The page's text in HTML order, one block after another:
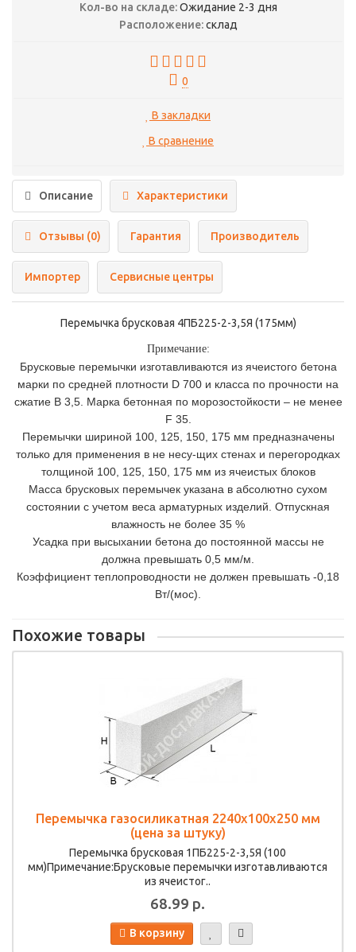
Кол-во на складе:Ожидание 2-3 дня
Расположение:склад
0
В закладки
В сравнение
Описание Характеристики
Отзывы (0) Гарантия Производитель
Импортер Сервисные центры
Перемычка брусковая 4ПБ225-2-3,5Я (175мм)
Примечание:
Брусковые перемычки изготавливаются из ячеистого бетона
марки по средней плотности D 700 и класса по прочности на
сжатие В 3,5. Марка бетонная по морозостойкости – не менее
F 35.
Перемычки шириной 100, 125, 150, 175 мм предназначены
только для применения в не несу-щих стенах и перегородках
толщиной 100, 125, 150, 175 мм из ячеистых блоков
Масса брусковых перемычек указана в абсолютно сухом
состоянии с учетом веса арматурных изделий. Отпускная
влажность не более 35 %
Усадка при высыхании бетона до постоянной массы не
должна превышать 0,5 мм/м.
Коэффициент теплопроводности не должен превышать -0,18
Вт/(мос).
Похожие товары
Перемычка газосиликатная 2240х100х250 мм
(цена за штуку)
Перемычка брусковая 1ПБ225-2-3,5Я (100
мм)Примечание:Брусковые перемычки изготавливаются
из ячеистог..
68.99 р.
В корзину